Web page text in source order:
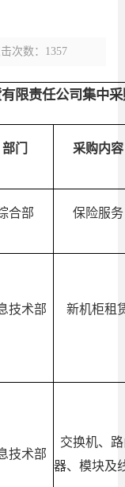
次数：1357
限责任公司集中
部门 采购内容
合部 保险服务
技术部 新机柜租
技术部
交换机、
器、模块及